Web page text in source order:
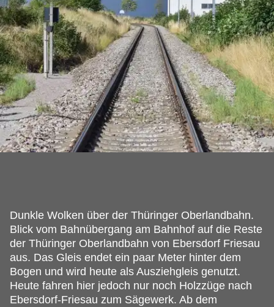
Dunkle Wolken über der Thüringer Oberlandbahn.
Blick vom Bahnübergang am Bahnhof auf die Reste
der Thüringer Oberlandbahn von Ebersdorf Friesau
aus. Das Gleis endet ein paar Meter hinter dem
Bogen und wird heute als Ausziehgleis genutzt.
Heute fahren hier jedoch nur noch Holzzüge nach
Ebersdorf-Friesau zum Sägewerk. Ab dem